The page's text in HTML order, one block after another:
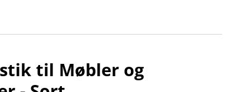
til Møbler og